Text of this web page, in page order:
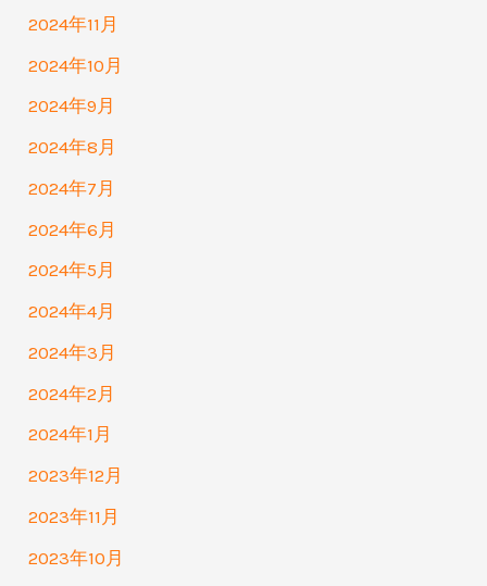
2024年11月
2024年10月
2024年9月
2024年8月
2024年7月
2024年6月
2024年5月
2024年4月
2024年3月
2024年2月
2024年1月
2023年12月
2023年11月
2023年10月